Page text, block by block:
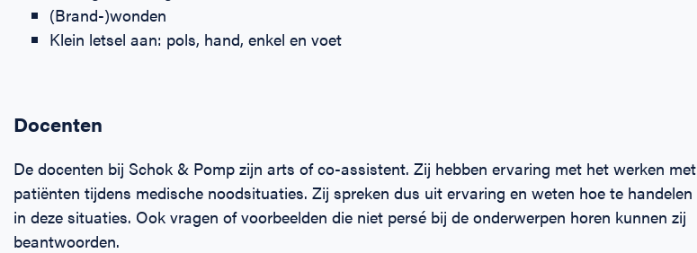
(Brand-)wonden
Klein letsel aan: pols, hand, enkel en voet
Docenten
De docenten bij Schok & Pomp zijn arts of co-assistent. Zij hebben ervaring met het werken met
patiënten tijdens medische noodsituaties. Zij spreken dus uit ervaring en weten hoe te handelen
in deze situaties. Ook vragen of voorbeelden die niet persé bij de onderwerpen horen kunnen zij
beantwoorden.